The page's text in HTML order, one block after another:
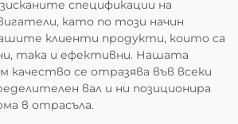
спецификации на
като по този начин
клиенти продукти, които са
така и ефективни. Нашата
качество се отразява във всеки
вал и ни позиционира
в отрасъла.